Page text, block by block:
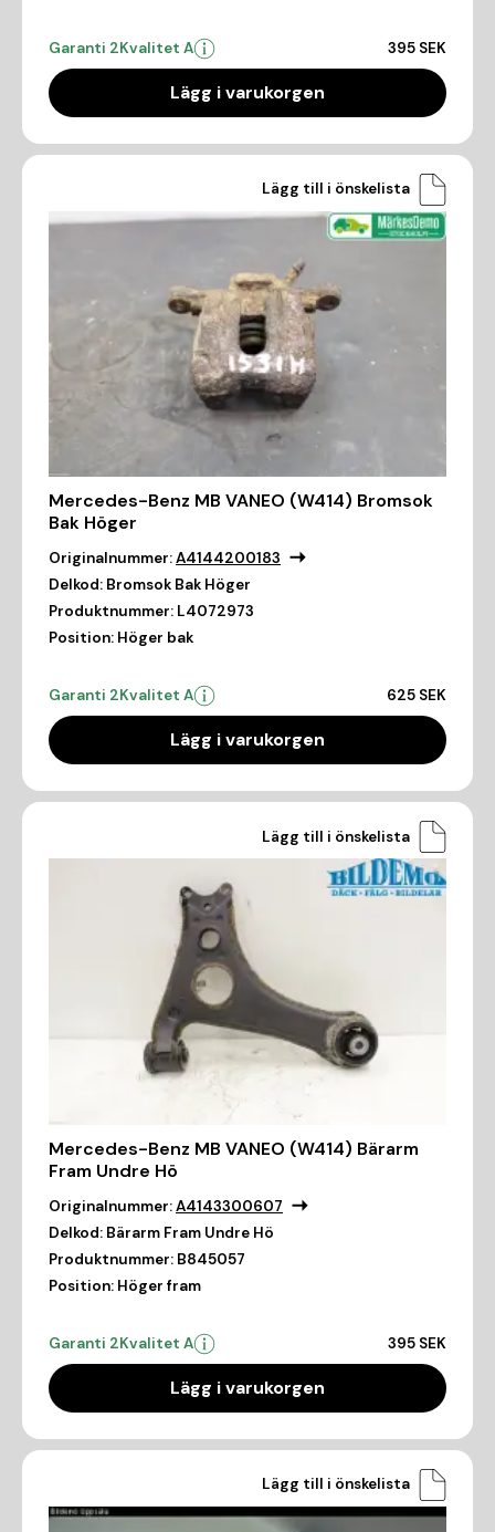
Garanti 2Kvalitet A 395 SEK
Lägg i varukorgen
Lägg till i önskelista
Mercedes-Benz MB VANEO (W414) Bromsok
Bak Höger
Originalnummer:A4144200183
Delkod: Bromsok Bak Höger
Produktnummer: L4072973
Position: Höger bak
Garanti 2Kvalitet A 625 SEK
Lägg i varukorgen
Lägg till i önskelista
Mercedes-Benz MB VANEO (W414) Bärarm
Fram Undre Hö
Originalnummer:A4143300607
Delkod: Bärarm Fram Undre Hö
Produktnummer: B845057
Position: Höger fram
Garanti 2Kvalitet A 395 SEK
Lägg i varukorgen
Lägg till i önskelista